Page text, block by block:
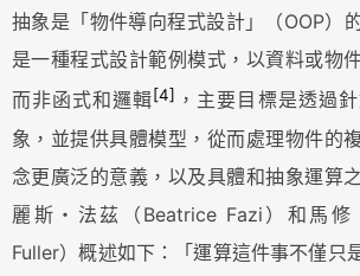
抽象是「物件導向程式設計」（OOP）
是一種程式設計範例模式，以資料或物
而非函式和邏輯[4] ，主要目標是透過
象，並提供具體模型，從而處理物件的
念更廣泛的意義，以及具體和抽象運算
麗斯・法茲（Beatrice Fazi）和馬修
Fuller）概述如下：「運算這件事不僅只